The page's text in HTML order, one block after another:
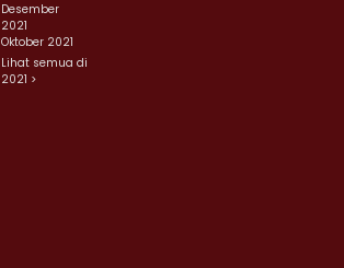
Desember
2021
Oktober 2021
Lihat semua di
2021 >